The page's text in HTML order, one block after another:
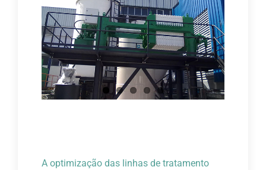
A optimização das linhas de tratamento